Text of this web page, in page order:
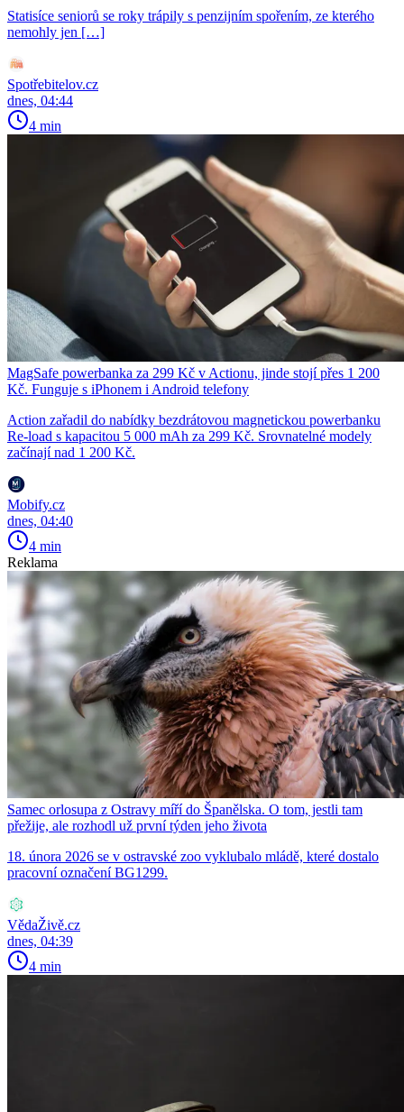
Statisíce seniorů se roky trápily s penzijním spořením, ze kterého
nemohly jen […]
Spotřebitelov.cz
dnes, 04:44
4 min
MagSafe powerbanka za 299 Kč v Actionu, jinde stojí přes 1 200
Kč. Funguje s iPhonem i Android telefony
Action zařadil do nabídky bezdrátovou magnetickou powerbanku
Re-load s kapacitou 5 000 mAh za 299 Kč. Srovnatelné modely
začínají nad 1 200 Kč.
Mobify.cz
dnes, 04:40
4 min
Reklama
Samec orlosupa z Ostravy míří do Španělska. O tom, jestli tam
přežije, ale rozhodl už první týden jeho života
18. února 2026 se v ostravské zoo vyklubalo mládě, které dostalo
pracovní označení BG1299.
VědaŽivě.cz
dnes, 04:39
4 min